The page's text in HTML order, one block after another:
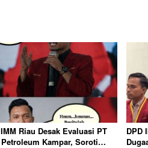
Riau Desak Evaluasi PT
Kampar, Soroti
DPD